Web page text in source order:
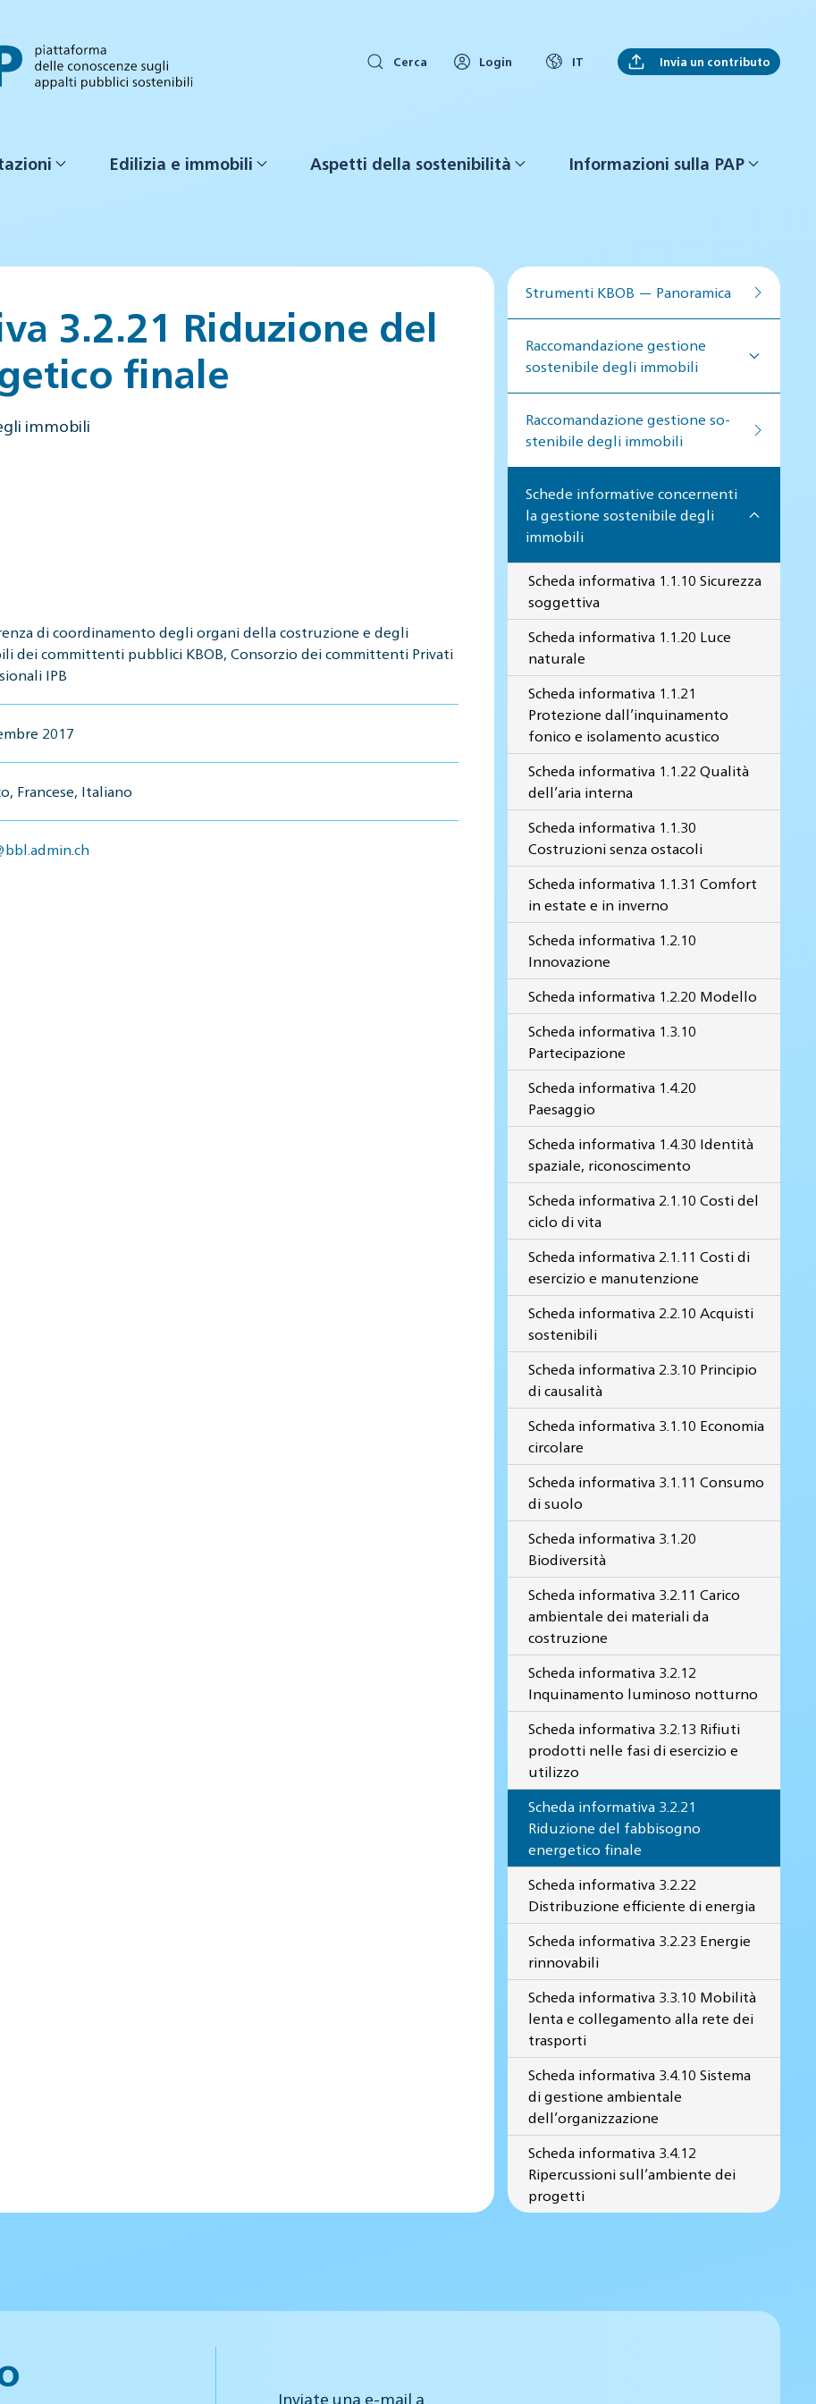
Cerca Login IT Invia un contributo
Edilizia e immobili Aspetti della sostenibilità Informazioni sulla PAP
3.2.21 Riduzione del
finale
immobili
di coordinamento degli organi della costruzione e degli
dei committenti pubblici KBOB, Consorzio dei committenti Privati
IPB
2017
Francese, Italiano
Strumenti KBOB — Panoramica
Raccomandazione gestione
sostenibile degli immobili
Raccomandazione gestione so­
ste­ni­bi­le de­gli im­mo­bi­li
Schede informative concernenti
la gestione sostenibile degli
immobili
Scheda informativa 1.1.10 Sicurezza
soggettiva
Scheda informativa 1.1.20 Luce
naturale
Scheda informativa 1.1.21
Protezione dall’inquinamento
fonico e isolamento acustico
Scheda informativa 1.1.22 Qualità
dell’aria interna
Scheda informativa 1.1.30
Costruzioni senza ostacoli
Scheda informativa 1.1.31 Comfort
in estate e in inverno
Scheda informativa 1.2.10
Innovazione
Scheda informativa 1.2.20 Modello
Scheda informativa 1.3.10
Partecipazione
Scheda informativa 1.4.20
Paesaggio
Scheda informativa 1.4.30 Identità
spaziale, riconoscimento
Scheda informativa 2.1.10 Costi del
ciclo di vita
Scheda informativa 2.1.11 Costi di
esercizio e manutenzione
Scheda informativa 2.2.10 Acquisti
sostenibili
Scheda informativa 2.3.10 Principio
di causalità
Scheda informativa 3.1.10 Economia
circolare
Scheda informativa 3.1.11 Consumo
di suolo
Scheda informativa 3.1.20
Biodiversità
Scheda informativa 3.2.11 Carico
ambientale dei materiali da
costruzione
Scheda informativa 3.2.12
Inquinamento luminoso notturno
Scheda informativa 3.2.13 Rifiuti
prodotti nelle fasi di esercizio e
utilizzo
Scheda informativa 3.2.21
Riduzione del fabbisogno
energetico finale
Scheda informativa 3.2.22
Distribuzione efficiente di energia
Scheda informativa 3.2.23 Energie
rinnovabili
Scheda informativa 3.3.10 Mobilità
lenta e collegamento alla rete dei
trasporti
Scheda informativa 3.4.10 Sistema
di gestione ambientale
dell’organizzazione
Scheda informativa 3.4.12
Ripercussioni sull’ambiente dei
progetti
Inviate una e-mail a